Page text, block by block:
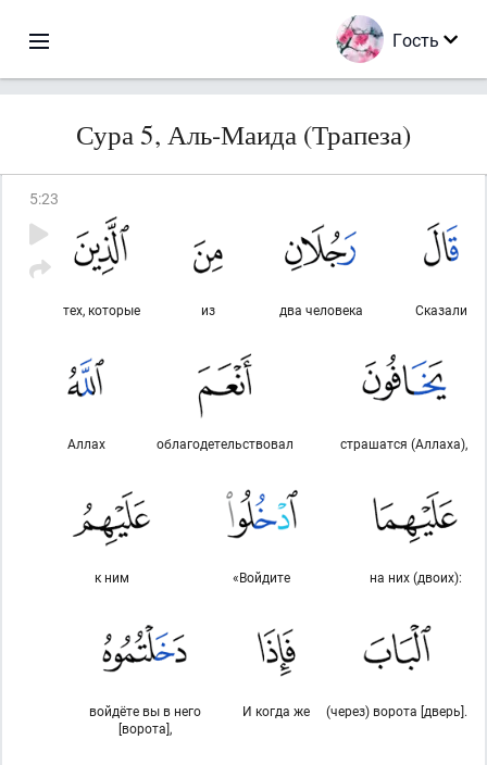
Гость
Сура 5, Аль-Маида (Трапеза)
5:23
Сказали
два человека
из
тех, которые
страшатся (Аллаха),
облагодетельствовал
Аллах
на них (двоих):
«Войдите
к ним
(через) ворота [дверь].
И когда же
войдёте вы в него
[ворота],